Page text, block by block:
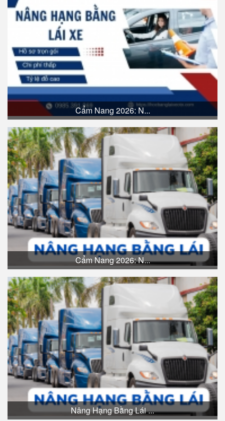
Cẩm Nang 2026: N...
Cẩm Nang 2026: N...
Nâng Hạng Bằng Lái ...